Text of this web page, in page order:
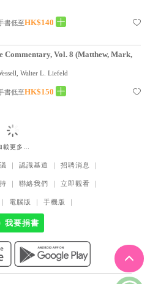
書低至HK$140
Commentary, Vol. 8 (Matthew, Mark,
Walter L. Liefeld
書低至HK$150
載更多…
｜ 認識基道 ｜ 招聘消息 ｜
｜ 聯絡我們 ｜ 立即觀看 ｜
｜ 電腦版 ｜ 手機版 ｜
我要捐書